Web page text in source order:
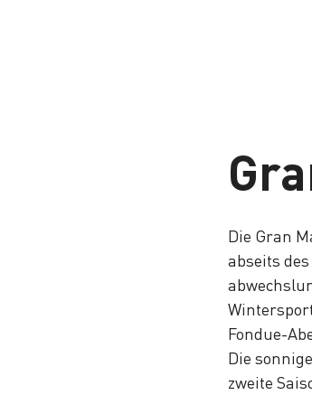
Die Gran
abseits
Fondue-
Die
zweite